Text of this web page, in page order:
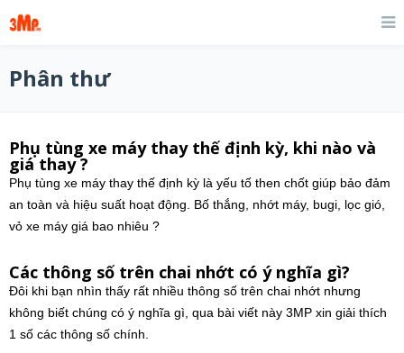
Phân thư
Phụ tùng xe máy thay thế định kỳ, khi nào và
giá thay ?
Phụ tùng xe máy thay thế định kỳ là yếu tố then chốt giúp bảo đảm
an toàn và hiệu suất hoạt động. Bố thắng, nhớt máy, bugi, lọc gió,
vỏ xe máy giá bao nhiêu ?
Các thông số trên chai nhớt có ý nghĩa gì?
Đôi khi bạn nhìn thấy rất nhiều thông số trên chai nhớt nhưng
không biết chúng có ý nghĩa gì, qua bài viết này 3MP xin giải thích
1 số các thông số chính.